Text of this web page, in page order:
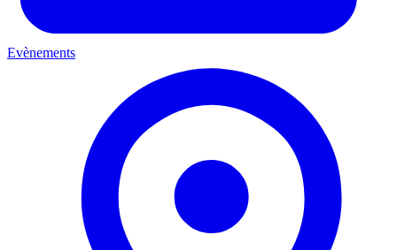
Evènements